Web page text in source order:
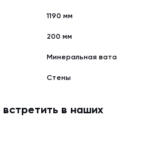
1190 мм
200 мм
Минеральная вата
Стены
в наших